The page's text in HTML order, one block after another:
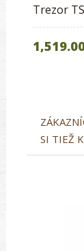
Trezor
SI TIEŽ